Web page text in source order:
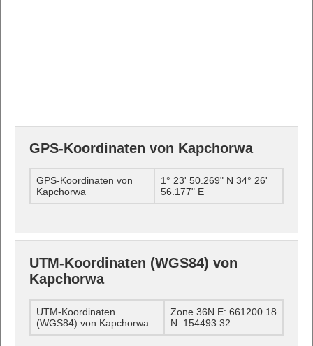
GPS-Koordinaten von Kapchorwa
GPS-Koordinaten von
Kapchorwa
1° 23' 50.269" N 34° 26'
56.177" E
UTM-Koordinaten (WGS84) von
Kapchorwa
UTM-Koordinaten
(WGS84) von Kapchorwa
Zone 36N E: 661200.18
N: 154493.32